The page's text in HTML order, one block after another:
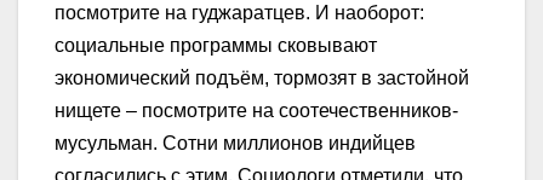
посмотрите на гуджаратцев. И наоборот:
социальные программы сковывают
экономический подъём, тормозят в застойной
нищете – посмотрите на соотечественников-
мусульман. Сотни миллионов индийцев
согласились с этим. Социологи отметили, что